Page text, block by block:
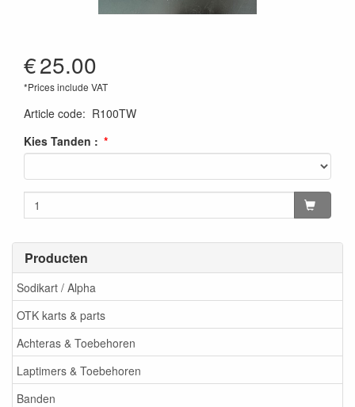
Producten
Sodikart / Alpha
OTK karts & parts
Achteras & Toebehoren
Laptimers & Toebehoren
Banden
€25.00
*Prices include VAT
Article code: R100TW
Kies Tanden :